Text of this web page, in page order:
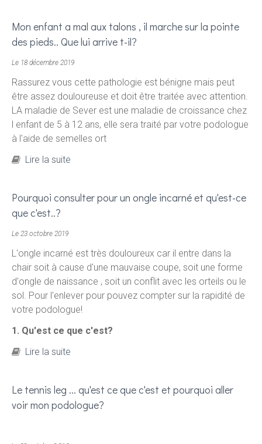
Mon enfant a mal aux talons , il marche sur la pointe
des pieds.. Que lui arrive t-il?
Le 18 décembre 2019
Rassurez vous cette pathologie est bénigne mais peut
être assez douloureuse et doit être traitée avec attention.
LA maladie de Sever est une maladie de croissance chez
l enfant de 5 à 12 ans, elle sera traité par votre podologue
à l'aide de semelles ort
Lire la suite
Pourquoi consulter pour un ongle incarné et qu'est-ce
que c'est..?
Le 23 octobre 2019
L'ongle incarné est très douloureux car il entre dans la
chair soit à cause d'une mauvaise coupe, soit une forme
d'ongle de naissance , soit un conflit avec les orteils ou le
sol. Pour l'enlever pour pouvez compter sur la rapidité de
votre podologue!
1. Qu'est ce que c'est?
Lire la suite
Le tennis leg ... qu'est ce que c'est et pourquoi aller
voir mon podologue?